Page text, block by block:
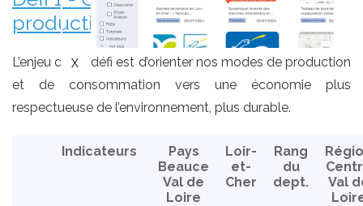
production durables
L’enjeu de ce défi est d’orienter nos modes de production
et de consommation vers une économie plus
respectueuse de l’environnement, plus durable.
Indicateurs
Pays
Beauce
Val de
Loire
Loir-
et-
Cher
Rang
du
dept.
Val